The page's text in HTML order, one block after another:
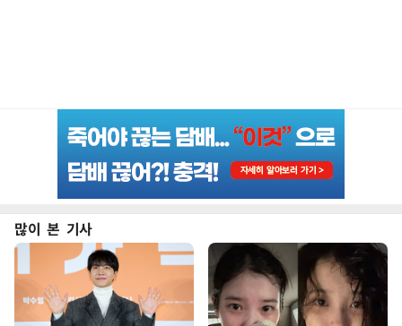
많이 본 기사